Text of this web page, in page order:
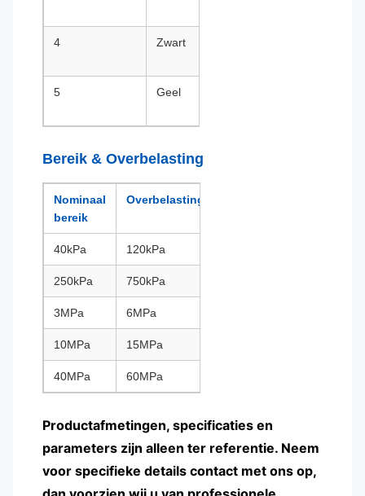
4 Zwart
5 Geel
Bereik & Overbelasting
Nominaal
bereik
Overbelasting
40kPa 120kPa
250kPa 750kPa
3MPa 6MPa
10MPa 15MPa
40MPa 60MPa
Productafmetingen, specificaties en
parameters zijn alleen ter referentie. Neem
voor specifieke details contact met ons op,